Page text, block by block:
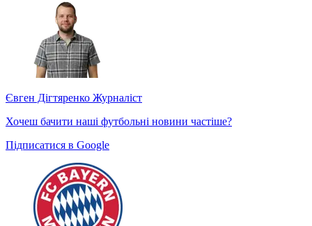
Євген Дігтяренко Журналіст
Хочеш бачити наші футбольні новини частіше?
Підписатися в Google